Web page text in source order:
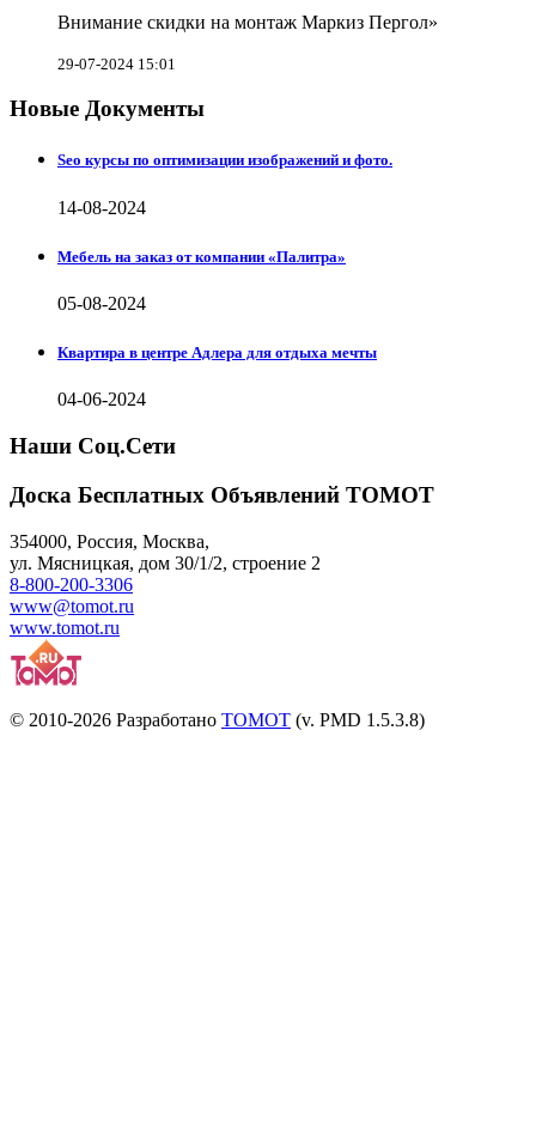
Внимание скидки на монтаж Маркиз Пергол»
29-07-2024 15:01
Новые Документы
Seo курсы по оптимизации изображений и фото.
14-08-2024
Мебель на заказ от компании «Палитра»
05-08-2024
Квартира в центре Адлера для отдыха мечты
04-06-2024
Наши Соц.Сети
Доска Бесплатных Объявлений ТОМОТ
354000, Россия, Москва,
ул. Мясницкая, дом 30/1/2, строение 2
8-800-200-3306
www@tomot.ru
www.tomot.ru
© 2010-2026 Разработано TOMOT (v. PMD 1.5.3.8)